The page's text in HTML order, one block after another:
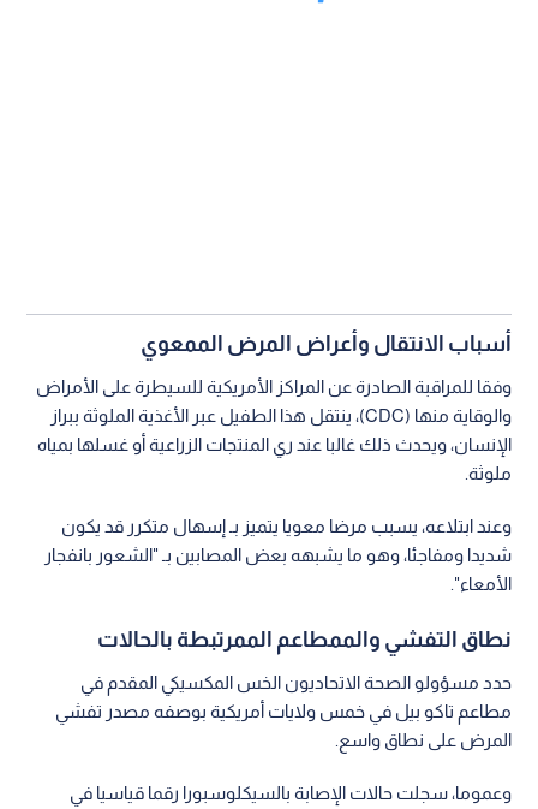
أسباب الانتقال وأعراض المرض الممعوي
وفقا للمراقبة الصادرة عن المراكز الأمريكية للسيطرة على الأمراض
والوقاية منها (CDC)، ينتقل هذا الطفيل عبر الأغذية الملوثة ببراز
الإنسان، ويحدث ذلك غالبا عند ري المنتجات الزراعية أو غسلها بمياه
ملوثة.
وعند ابتلاعه، يسبب مرضا معويا يتميز بـ إسهال متكرر قد يكون
شديدا ومفاجئا، وهو ما يشبهه بعض المصابين بـ "الشعور بانفجار
الأمعاء".
نطاق التفشي والممطاعم الممرتبطة بالحالات
حدد مسؤولو الصحة الاتحاديون الخس المكسيكي المقدم في
مطاعم تاكو بيل في خمس ولايات أمريكية بوصفه مصدر تفشي
المرض على نطاق واسع.
وعموما، سجلت حالات الإصابة بالسيكلوسبورا رقما قياسيا في